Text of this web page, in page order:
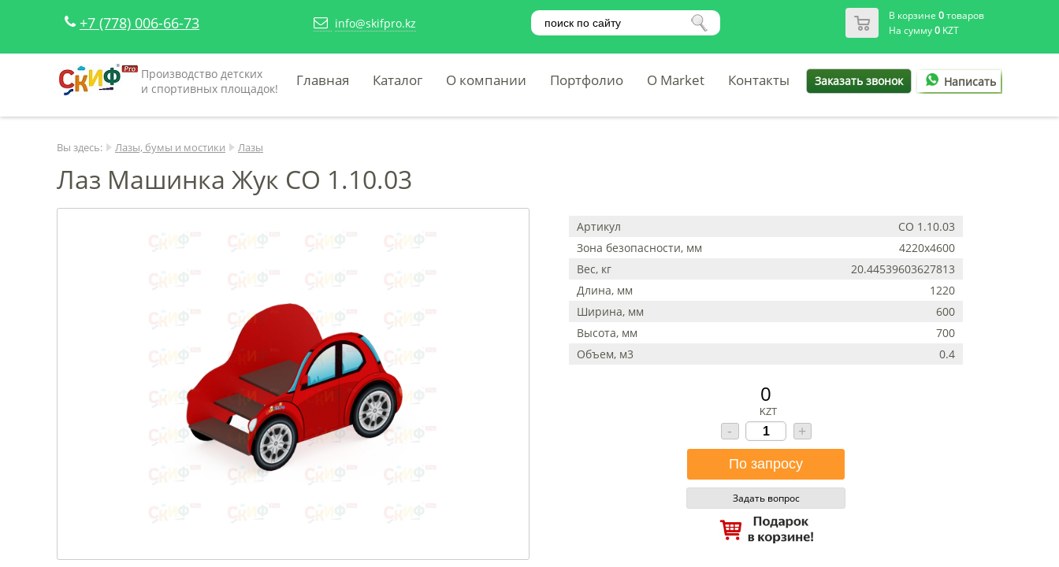
+7 (778) 006-66-73 info@skifpro.kz В корзине 0товаров
На сумму0KZT
Производство детских
и спортивных площадок!
Главная Каталог О компании Портфолио O Market Контакты Заказать звонок Написать
Вы здесь: Лазы, бумы и мостики Лазы
Лаз Машинка Жук СО 1.10.03
Артикул
СО 1.10.03
Зона безопасности, мм
4220х4600
Вес, кг
20.44539603627813
Длина, мм
1220
Ширина, мм
600
Высота, мм
700
Объем, м3
0.4
0
KZT
- +
Задать вопрос